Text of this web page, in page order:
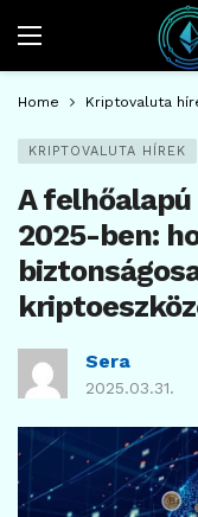
Home Kriptovaluta
KRIPTOVALUTA HÍREK
A
2025-ben:
Sera
2025.03.31.